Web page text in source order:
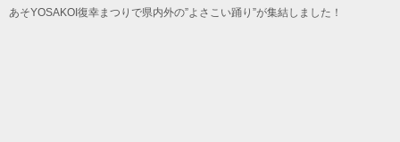
あそYOSAKOI復幸まつりで県内外の”よさこい踊り”が集結しました！